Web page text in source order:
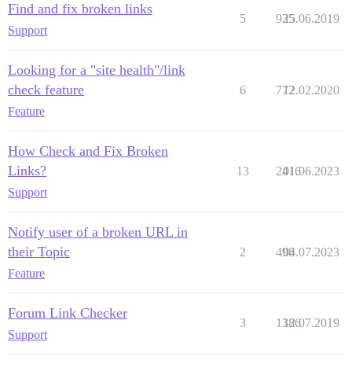
Find and fix broken links
Support
5 935
25.06.2019
Looking for a "site health"/link
check feature
Feature
6 772
12.02.2020
How Check and Fix Broken
Links?
Support
13 2416
01.06.2023
Notify user of a broken URL in
their Topic
Feature
2 498
04.07.2023
Forum Link Checker
Support
3 1386
12.07.2019